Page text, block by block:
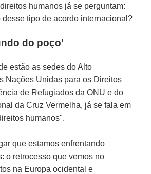
humanos já se perguntam:
desse tipo de acordo internacional?
do poço'
estão as sedes do Alto
Nações Unidas para os Direitos
de Refugiados da ONU e do
da Cruz Vermelha, já se fala em
humanos".
que estamos enfrentando
o retrocesso que vemos no
na Europa ocidental e